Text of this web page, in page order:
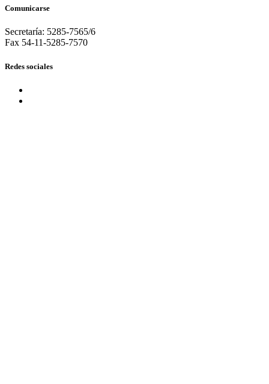
Comunicarse
Secretaría: 5285-7565/6
Fax 54-11-5285-7570
Redes sociales